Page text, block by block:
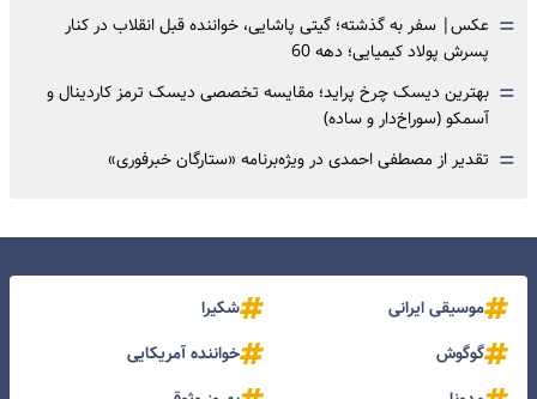
= عکس| سفر به گذشته؛ گیتی پاشایی، خواننده قبل انقلاب در کنار
پسرش پولاد کیمیایی؛ دهه 60
= بهترین دیسک چرخ پراید؛ مقایسه تخصصی دیسک ترمز کاردینال و
آسمکو (سوراخ‌دار و ساده)
= تقدیر از مصطفی احمدی در ویژه‌برنامه «ستارگان خبرفوری»
موسیقی ایرانی
شکیرا
گوگوش
خواننده آمریکایی